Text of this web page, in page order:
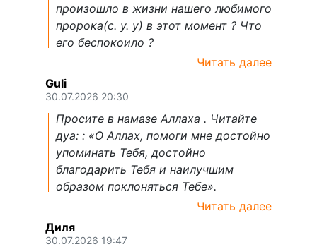
произошло в жизни нашего любимого
пророка(с. у. у) в этот момент ? Что
его беспокоило ?
Читать далее
Guli
30.07.2026 20:30
Просите в намазе Аллаха . Читайте
дуа: : «О Аллах, помоги мне достойно
упоминать Тебя, достойно
благодарить Тебя и наилучшим
образом поклоняться Тебе».
Читать далее
Диля
30.07.2026 19:47